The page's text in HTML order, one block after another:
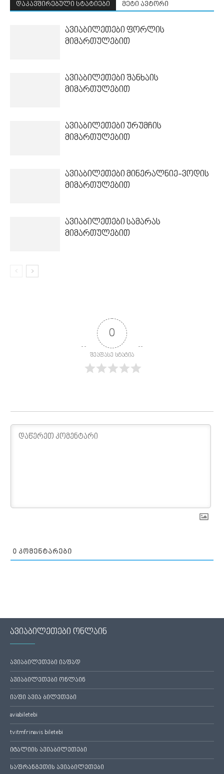
დაკავშირებული სტატიები მეტი ავტორი
ავიაბილეთები ფორლის
მიმართულებით
ავიაბილეთები შანხაის
მიმართულებით
ავიაბილეთები ურუმჩის
მიმართულებით
ავიაბილეთები მინერალნიე-ვოდის
მიმართულებით
ავიაბილეთები სამარას
მიმართულებით
0
შეაფასე სტატია
0 ᲙᲝᲛᲔᲜᲢᲐᲠᲔᲑᲘ
ავიაბილეთები ონლაინ
ავიაბილეთები იაფად
ავიაბილეთები ონლაინ
იაფი ავია ბილეთები
aviabiletebi
tvitmfrinavis biletebi
იტალიის ავიაბილეთები
საფრანგეთის ავიაბილეთები